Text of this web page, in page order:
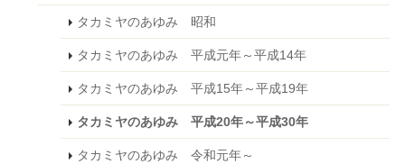
タカミヤのあゆみ 昭和
タカミヤのあゆみ 平成元年～平成14年
タカミヤのあゆみ 平成15年～平成19年
タカミヤのあゆみ 平成20年～平成30年
タカミヤのあゆみ 令和元年～